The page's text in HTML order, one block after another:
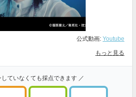
公式動画: Youtube
もっと見る
ていなくても採点できます ／